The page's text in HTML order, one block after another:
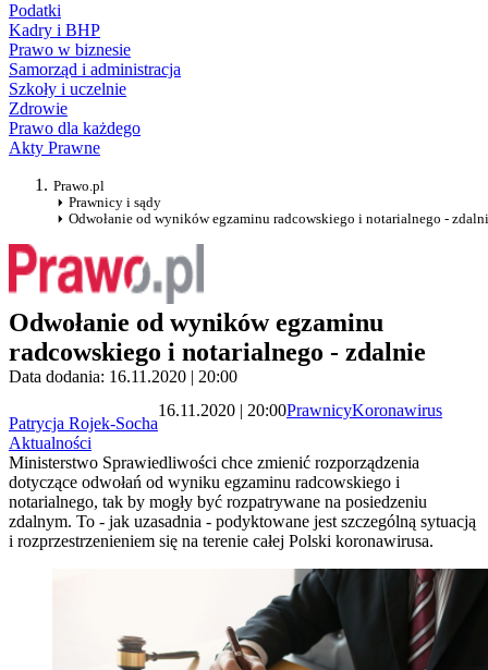
Podatki
Kadry i BHP
Prawo w biznesie
Samorząd i administracja
Szkoły i uczelnie
Zdrowie
Prawo dla każdego
Akty Prawne
Prawo.pl
Prawnicy i sądy
Odwołanie od wyników egzaminu radcowskiego i notarialnego -
Odwołanie od wyników egzaminu
radcowskiego i notarialnego - zdalnie
Data dodania: 16.11.2020 | 20:00
Patrycja Rojek-Socha
16.11.2020 | 20:00PrawnicyKoronawirus
Aktualności
Ministerstwo Sprawiedliwości chce zmienić rozporządzenia
dotyczące odwołań od wyniku egzaminu radcowskiego i
notarialnego, tak by mogły być rozpatrywane na posiedzeniu
zdalnym. To - jak uzasadnia - podyktowane jest szczególną sytuacją
i rozprzestrzenieniem się na terenie całej Polski koronawirusa.